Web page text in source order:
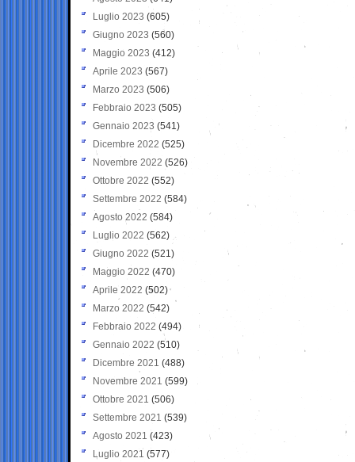
Luglio 2023 (605)
Giugno 2023 (560)
Maggio 2023 (412)
Aprile 2023 (567)
Marzo 2023 (506)
Febbraio 2023 (505)
Gennaio 2023 (541)
Dicembre 2022 (525)
Novembre 2022 (526)
Ottobre 2022 (552)
Settembre 2022 (584)
Agosto 2022 (584)
Luglio 2022 (562)
Giugno 2022 (521)
Maggio 2022 (470)
Aprile 2022 (502)
Marzo 2022 (542)
Febbraio 2022 (494)
Gennaio 2022 (510)
Dicembre 2021 (488)
Novembre 2021 (599)
Ottobre 2021 (506)
Settembre 2021 (539)
Agosto 2021 (423)
Luglio 2021 (577)